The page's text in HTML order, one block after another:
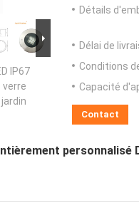
IP67
Détails
Délai de
Conditions
Capacité
Contact